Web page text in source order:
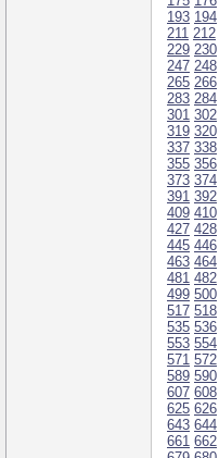
193 194
211 212
229 230
247 248
265 266
283 284
301 302
319 320
337 338
355 356
373 374
391 392
409 410
427 428
445 446
463 464
481 482
499 500
517 518
535 536
553 554
571 572
589 590
607 608
625 626
643 644
661 662